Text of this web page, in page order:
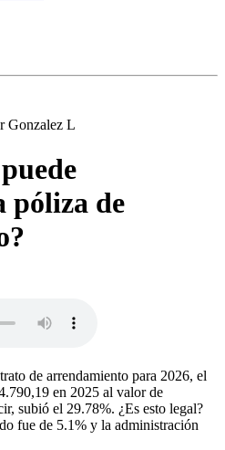
Gonzalez L
póliza de
de arrendamiento para 2026, el
en 2025 al valor de
subió el 29.78%. ¿Es esto legal?
fue de 5.1% y la administración